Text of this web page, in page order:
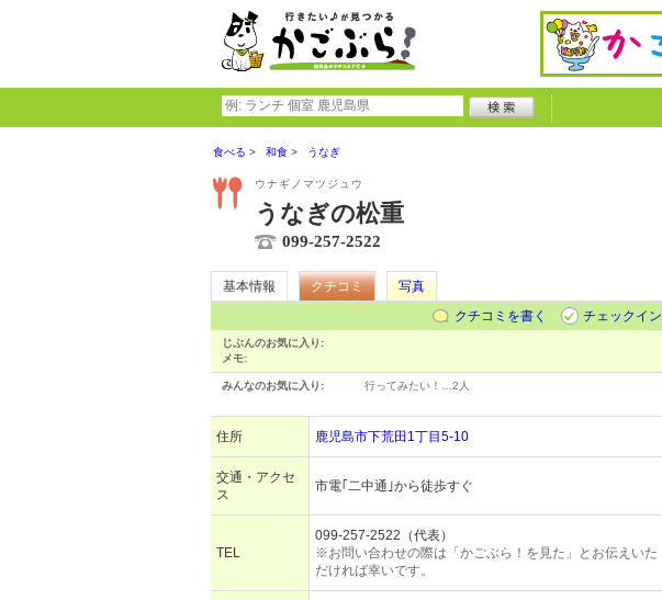
食べる 和食 うなぎ
ウナギノマツジュウ
うなぎの松重
099-257-2522
基本情報 クチコミ
写真
クチコミを書く
チェックイン
じぶんのお気に入り:
メモ:
みんなのお気に入り: 行ってみたい！… 2人
住所 鹿児島市下荒田1丁目5-10
交通・アクセ
ス
市電｢二中通｣から徒歩すぐ
TEL
099-257-2522（代表）
※お問い合わせの際は「かごぶら！を見た」とお伝えいた
だければ幸いです。